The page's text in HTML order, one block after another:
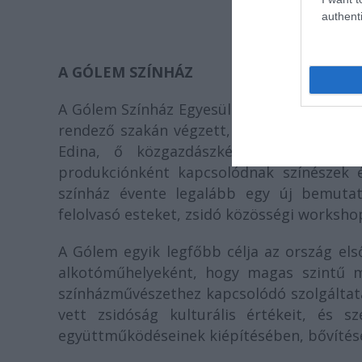
A GÓLEM SZÍNHÁZ
A Gólem Színház Egyesületet 2005-ben
rendező szakán végzett, nem sokkal
Edina, ő közgazdászként a színház
produkciónként kapcsolódnak
színház évente legalább egy új
felolvasó esteket, zsidó közösségi
A Gólem egyik legfőbb célja az ország
alkotóműhelyeként, hogy magas szintű
színházművészethez kapcsolódó
vett zsidóság kulturális értékeit, és
együttműködéseinek kiépítésében,